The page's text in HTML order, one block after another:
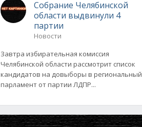
Собрание Челябинской
области выдвинули 4
партии
Новости
Завтра избирательная комиссия
Челябинской области рассмотрит список
кандидатов на довыборы в региональный
парламент от партии ЛДПР...